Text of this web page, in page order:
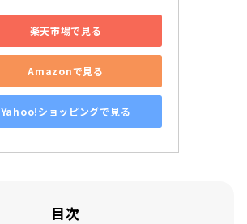
楽天市場で見る
Amazonで見る
Yahoo!ショッピングで見る
目次